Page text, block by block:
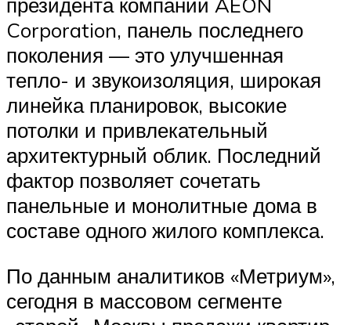
Corporation, панель последнего
поколения — это улучшенная
тепло- и звукоизоляция, широкая
линейка планировок, высокие
потолки и привлекательный
архитектурный облик. Последний
фактор позволяет сочетать
панельные и монолитные дома в
составе одного жилого комплекса.
По данным аналитиков «Метриум»,
сегодня в массовом сегменте